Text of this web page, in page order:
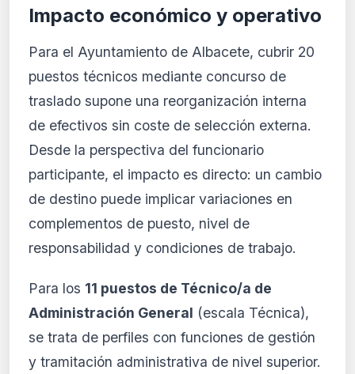
Impacto económico y operativo
Para el Ayuntamiento de Albacete, cubrir 20
puestos técnicos mediante concurso de
traslado supone una reorganización interna
de efectivos sin coste de selección externa.
Desde la perspectiva del funcionario
participante, el impacto es directo: un cambio
de destino puede implicar variaciones en
complementos de puesto, nivel de
responsabilidad y condiciones de trabajo.
Para los 11 puestos de Técnico/a de
Administración General (escala Técnica),
se trata de perfiles con funciones de gestión
y tramitación administrativa de nivel superior.